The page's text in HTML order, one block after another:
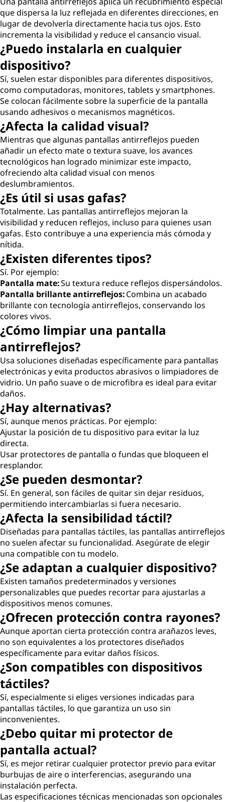
que dispersa la luz reflejada en diferentes direcciones, en
lugar de devolverla directamente hacia tus ojos. Esto
incrementa la visibilidad y reduce el cansancio visual.
¿Puedo instalarla en cualquier
dispositivo?
Sí, suelen estar disponibles para diferentes dispositivos,
como computadoras, monitores, tablets y smartphones.
Se colocan fácilmente sobre la superficie de la pantalla
usando adhesivos o mecanismos magnéticos.
¿Afecta la calidad visual?
Mientras que algunas pantallas antirreflejos pueden
añadir un efecto mate o textura suave, los avances
tecnológicos han logrado minimizar este impacto,
ofreciendo alta calidad visual con menos
deslumbramientos.
¿Es útil si usas gafas?
Totalmente. Las pantallas antirreflejos mejoran la
visibilidad y reducen reflejos, incluso para quienes usan
gafas. Esto contribuye a una experiencia más cómoda y
nítida.
¿Existen diferentes tipos?
Sí. Por ejemplo:
Pantalla mate:Su textura reduce reflejos dispersándolos.
Pantalla brillante antirreflejos:Combina un acabado
brillante con tecnología antirreflejos, conservando los
colores vivos.
¿Cómo limpiar una pantalla
antirreflejos?
Usa soluciones diseñadas específicamente para pantallas
electrónicas y evita productos abrasivos o limpiadores de
vidrio. Un paño suave o de microfibra es ideal para evitar
daños.
¿Hay alternativas?
Sí, aunque menos prácticas. Por ejemplo:
Ajustar la posición de tu dispositivo para evitar la luz
directa.
Usar protectores de pantalla o fundas que bloqueen el
resplandor.
¿Se pueden desmontar?
Sí. En general, son fáciles de quitar sin dejar residuos,
permitiendo intercambiarlas si fuera necesario.
¿Afecta la sensibilidad táctil?
Diseñadas para pantallas táctiles, las pantallas antirreflejos
no suelen afectar su funcionalidad. Asegúrate de elegir
una compatible con tu modelo.
¿Se adaptan a cualquier dispositivo?
Existen tamaños predeterminados y versiones
personalizables que puedes recortar para ajustarlas a
dispositivos menos comunes.
¿Ofrecen protección contra rayones?
Aunque aportan cierta protección contra arañazos leves,
no son equivalentes a los protectores diseñados
específicamente para evitar daños físicos.
¿Son compatibles con dispositivos
táctiles?
Sí, especialmente si eliges versiones indicadas para
pantallas táctiles, lo que garantiza un uso sin
inconvenientes.
¿Debo quitar mi protector de
pantalla actual?
Sí, es mejor retirar cualquier protector previo para evitar
burbujas de aire o interferencias, asegurando una
instalación perfecta.
Las especificaciones técnicas mencionadas son opcionales